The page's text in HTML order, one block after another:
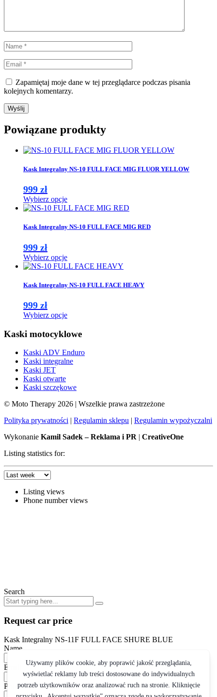
Zapamiętaj moje dane w tej przeglądarce podczas pisania
kolejnych komentarzy.
Powiązane produkty
Kask Integralny NS-10 FULL FACE MIG FLUOR YELLOW
999 zł
Wybierz opcjeTen
produkt
wiele
wybrać
na
produktu
Kask Integralny NS-10 FULL FACE MIG RED
999 zł
Wybierz opcjeTen
produkt
wiele
wybrać
stronie
Kask Integralny NS-10 FULL FACE HEAVY
999 zł
Wybierz opcjeTen
ma
wariantów.
Opcje
można
na
stronie
produktu
Kaski motocyklowe
Kaski ADV Enduro
Kaski integralne
Kaski JET
Kaski otwarte
Kaski szczękowe
© Moto Therapy 2026 | Wszelkie prawa zastrzeżone
Polityka prywatności | Regulamin sklepu | Regulamin wypożyczalni
Wykonanie Kamil Sadek – Reklama i PR | CreativeOne
Listing statistics for:
Listing views
Phone number views
Search
Request car price
Kask Integralny NS-11F FULL FACE SHURE BLUE
Name
Email
Phone